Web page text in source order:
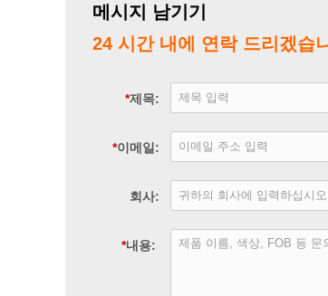
메시지 남기기
24 시간 내에 연락 드리겠습
*제목:
*이메일:
회사:
*내용: